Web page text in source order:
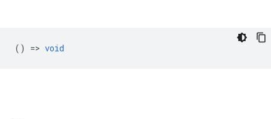
() => void